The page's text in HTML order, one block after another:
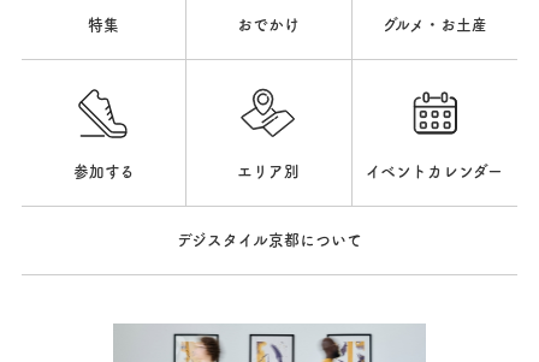
特集 おでかけ グルメ・お土産
参加する エリア別 イベントカレンダー
デジスタイル京都について